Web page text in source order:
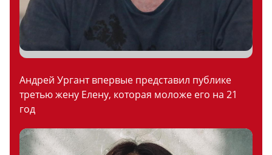
Андрей Ургант впервые представил публике
третью жену Елену, которая моложе его на 21
год